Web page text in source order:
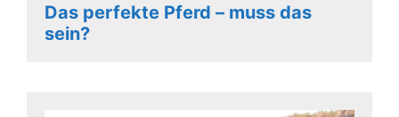
Das perfekte Pferd – muss das
sein?